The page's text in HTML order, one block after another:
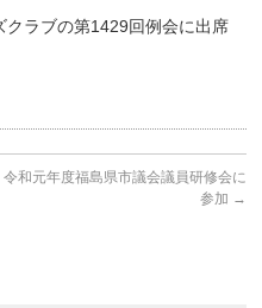
クラブの第1429回例会に出席
令和元年度福島県市議会議員研修会に
参加 →